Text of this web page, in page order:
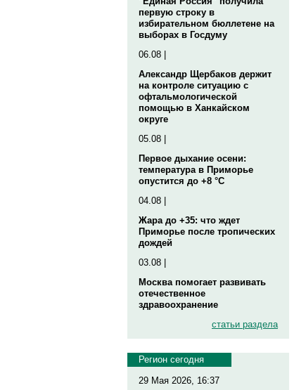
первую строку в
избирательном бюллетене на
выборах в Госдуму
06.08 |
Александр Щербаков держит
на контроле ситуацию с
офтальмологической
помощью в Ханкайском
округе
05.08 |
Первое дыхание осени:
температура в Приморье
опустится до +8 °C
04.08 |
Жара до +35: что ждет
Приморье после тропических
дождей
03.08 |
Москва помогает развивать
отечественное
здравоохранение
статьи раздела
Регион сегодня
29 Мая 2026, 16:37